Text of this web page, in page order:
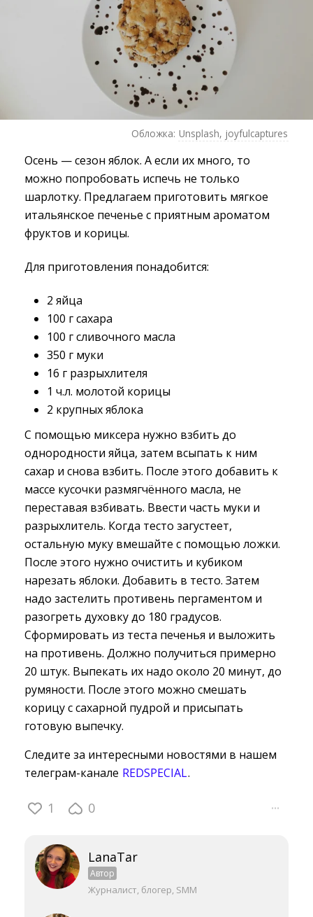
Обложка: Unsplash, joyfulcaptures
Осень — сезон яблок. А если их много, то
можно попробовать испечь не только
шарлотку. Предлагаем приготовить мягкое
итальянское печенье с приятным ароматом
фруктов и корицы.
Для приготовления понадобится:
2 яйца
100 г сахара
100 г сливочного масла
350 г муки
16 г разрыхлителя
1 ч.л. молотой корицы
2 крупных яблока
С помощью миксера нужно взбить до
однородности яйца, затем всыпать к ним
сахар и снова взбить. После этого добавить к
массе кусочки размягчённого масла, не
переставая взбивать. Ввести часть муки и
разрыхлитель. Когда тесто загустеет,
остальную муку вмешайте с помощью ложки.
После этого нужно очистить и кубиком
нарезать яблоки. Добавить в тесто. Затем
надо застелить противень пергаментом и
разогреть духовку до 180 градусов.
Сформировать из теста печенья и выложить
на противень. Должно получиться примерно
20 штук. Выпекать их надо около 20 минут, до
румяности. После этого можно смешать
корицу с сахарной пудрой и присыпать
готовую выпечку.
Следите за интересными новостями в нашем
телеграм-канале REDSPECIAL.
1 0 ···
LanaTar
Автор
Журналист, блогер, SMM